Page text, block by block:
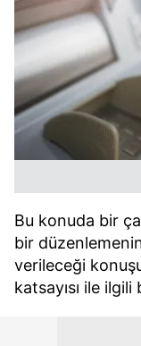
Bu konuda bir
bir
verileceği
katsayısı ile